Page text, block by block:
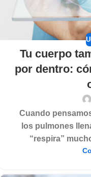
Tu cuerpo
por dentro:
Cuando
los pulmones
“respira”